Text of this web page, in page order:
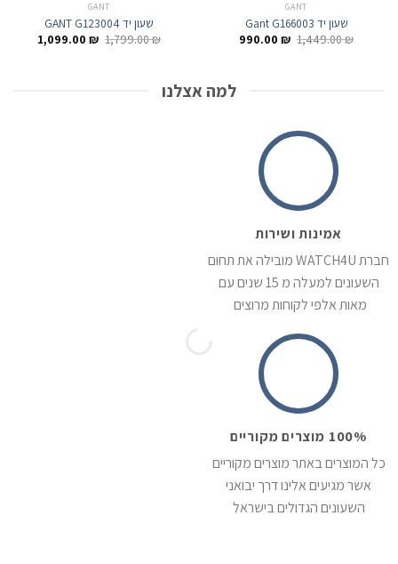
GANT
שעון יד Gant G166003
1,449.00₪ המחיר990.00 ₪
GANT
שעון יד GANT G123004
1,799.00₪ המחיר1,099.00 ₪
למה אצלנו
אמינות ושירות
חברת WATCH4U מובילה את תחום
השעונים למעלה מ 15 שנים עם
מאות אלפי לקוחות מרוצים
100% מוצרים מקוריים
כל המוצרים באתר מוצרים מקוריים
אשר מגיעים אלינו דרך יבואני
השעונים הגדולים בישראל